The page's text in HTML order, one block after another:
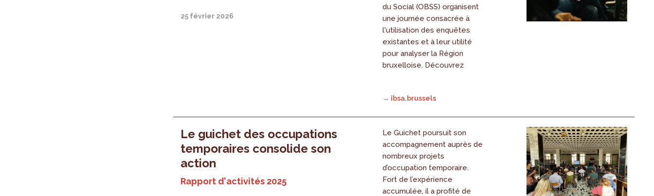
25 février 2026
du Social (OBSS) organisent
une journée consacrée à
l'utilisation des enquêtes
existantes et à leur utilité
pour analyser la Région
bruxelloise. Découvrez
→ ibsa.brussels
Le guichet des occupations
temporaires consolide son
action
Rapport d'activités 2025
Le Guichet poursuit son
accompagnement auprès de
nombreux projets
d’occupation temporaire.
Fort de l’expérience
accumulée, il a profité de